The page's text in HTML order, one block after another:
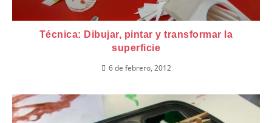
Técnica: Dibujar, pintar y transformar la
superficie
6 de febrero, 2012